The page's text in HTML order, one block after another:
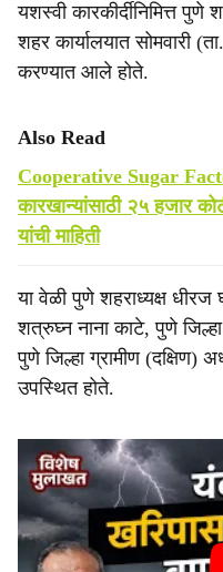
यशस्वी कारकीर्दीनिमित्त पुणे
शहर कार्यालयात सोमवारी
करण्यात आले होते.
Also Read
Cooperative Sugar
कारखान्यांसाठी २५ हजार
यांची माहिती
या वेळी पुणे शहराध्यक्ष धीरज
शत्रुघ्न नाना काटे, पुणे
पुणे जिल्हा ग्रामीण (दक्षिण)
उपस्थित होते.